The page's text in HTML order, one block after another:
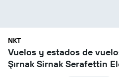
NKT
Vuelos y estados de
Şırnak Sirnak Serafettin